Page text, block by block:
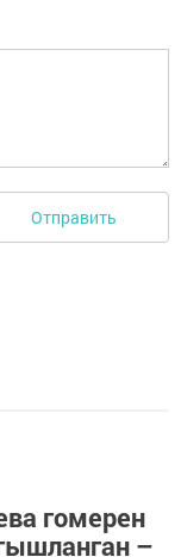
Отправить
гомерен
–